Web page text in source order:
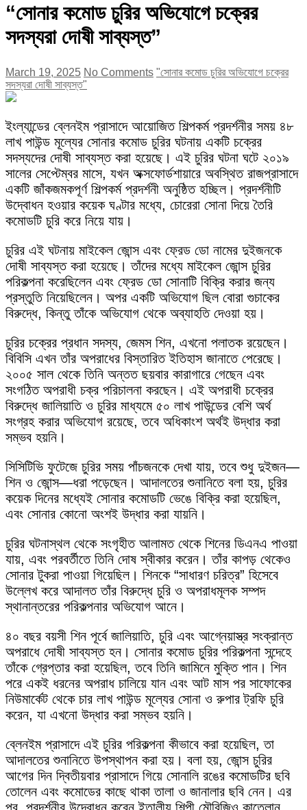
“সোনার কমোড চুরির অভিযোগে চক্রের
সদস্যরা দোষী সাব্যস্ত”
March 19, 2025 No Comments "সোনার কমোড চুরির অভিযোগে চক্রের
সদস্যরা দোষী সাব্যস্ত"
ইংল্যান্ডের ব্লেনইম প্রাসাদে আয়োজিত শিল্পকর্ম প্রদর্শনীর সময় ৪৮
লাখ পাউন্ড মূল্যের সোনার কমোড চুরির ঘটনায় একটি চক্রের
সদস্যদের দোষী সাব্যস্ত করা হয়েছে। এই চুরির ঘটনা ঘটে ২০১৯
সালের সেপ্টেম্বর মাসে, যখন অক্সফোর্ডশায়ারে অবস্থিত রাজপ্রাসাদে
একটি জাঁকজমকপূর্ণ শিল্পকর্ম প্রদর্শনী অনুষ্ঠিত হচ্ছিল। প্রদর্শনীটি
উদ্বোধন হওয়ার কয়েক ঘণ্টার মধ্যে, চোরেরা সোনা দিয়ে তৈরি
কমোডটি চুরি করে নিয়ে যায়।
চুরির এই ঘটনায় মাইকেল জোন্স এবং ফ্রেড ডো নামের দুইজনকে
দোষী সাব্যস্ত করা হয়েছে। তাঁদের মধ্যে মাইকেল জোন্স চুরির
পরিকল্পনা করেছিলেন এবং ফ্রেড ডো সোনাটি বিক্রি করার জন্য
প্রস্তুতি নিয়েছিলেন। অপর একটি অভিযোগ ছিল বোরা গুচাকের
বিরুদ্ধে, কিন্তু তাঁকে অভিযোগ থেকে অব্যাহতি দেওয়া হয়।
চুরির চক্রের প্রধান সদস্য, জেমস শিন, এখনো পলাতক রয়েছেন।
বিবিসি এখন তাঁর অপরাধের বিস্তারিত ইতিহাস জানাতে পেরেছে।
২০০৫ সাল থেকে তিনি অন্তত ছয়বার কারাগারে গেছেন এবং
সংগঠিত অপরাধী চক্র পরিচালনা করছেন। এই অপরাধী চক্রের
বিরুদ্ধে জালিয়াতি ও চুরির মাধ্যমে ৫০ লাখ পাউন্ডের বেশি অর্থ
সংগ্রহ করার অভিযোগ রয়েছে, তবে অধিকাংশ অর্থই উদ্ধার করা
সম্ভব হয়নি।
সিসিটিভি ফুটেজে চুরির সময় পাঁচজনকে দেখা যায়, তবে শুধু দুইজন—
শিন ও জোন্স—ধরা পড়েছেন। আদালতের শুনানিতে বলা হয়, চুরির
কয়েক দিনের মধ্যেই সোনার কমোডটি ভেঙে বিক্রি করা হয়েছিল,
এবং সোনার কোনো অংশই উদ্ধার করা যায়নি।
চুরির ঘটনাস্থল থেকে সংগৃহীত আলামত থেকে শিনের ডিএনএ পাওয়া
যায়, এবং পরবর্তীতে তিনি দোষ স্বীকার করেন। তাঁর কাপড় থেকেও
সোনার টুকরা পাওয়া গিয়েছিল। শিনকে “সাধারণ চরিত্র” হিসেবে
উল্লেখ করে আদালত তাঁর বিরুদ্ধে চুরি ও অপরাধমূলক সম্পদ
স্থানান্তরের পরিকল্পনার অভিযোগ আনে।
৪০ বছর বয়সী শিন পূর্বে জালিয়াতি, চুরি এবং আগ্নেয়াস্ত্র সংক্রান্ত
অপরাধে দোষী সাব্যস্ত হন। সোনার কমোড চুরির পরিকল্পনা সন্দেহে
তাঁকে গ্রেপ্তার করা হয়েছিল, তবে তিনি জামিনে মুক্তি পান। শিন
পরে একই ধরনের অপরাধ চালিয়ে যান এবং আট মাস পর সাফোকের
নিউমার্কেট থেকে চার লাখ পাউন্ড মূল্যের সোনা ও রুপার ট্রফি চুরি
করেন, যা এখনো উদ্ধার করা সম্ভব হয়নি।
ব্লেনইম প্রাসাদে এই চুরির পরিকল্পনা কীভাবে করা হয়েছিল, তা
আদালতের শুনানিতে উপস্থাপন করা হয়। বলা হয়, জোন্স চুরির
আগের দিন দ্বিতীয়বার প্রাসাদে গিয়ে সোনালি রঙের কমোডটির ছবি
তোলেন এবং কমোডের কাছে থাকা তালা ও জানালার ছবি নেন। এর